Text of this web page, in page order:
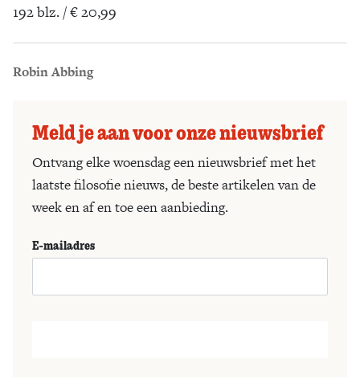
192 blz. / € 20,99
Robin Abbing
Meld je aan voor onze nieuwsbrief
Ontvang elke woensdag een nieuwsbrief met het
laatste filosofie nieuws, de beste artikelen van de
week en af en toe een aanbieding.
E-mailadres